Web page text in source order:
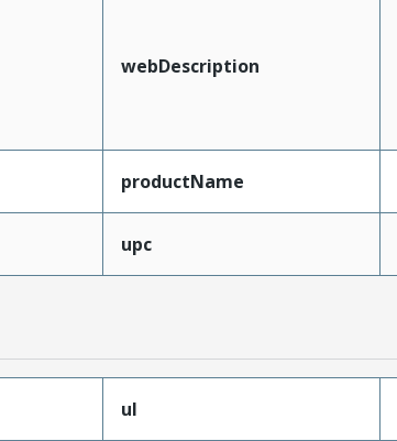
webDescription
productName
upc
ul